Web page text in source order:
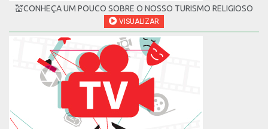
💒CONHEÇA UM POUCO SOBRE O NOSSO TURISMO RELIGIOSO
VISUALIZAR